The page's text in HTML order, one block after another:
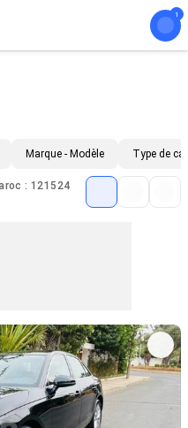
Marque - Modèle Type de